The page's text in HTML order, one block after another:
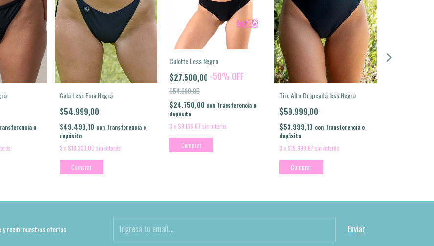
o
Cola Less Ema Negra
$54.999,00
$49.499,10 con Transferencia o
depósito
3 x $18.333,00 sin interés
Comprar
Culotte Less Negro
$27.500,00 -50% OFF
$54.999,00
$24.750,00 con Transferencia o
depósito
3 x $9.166,67 sin interés
Comprar
Tiro Alto Drapeada less Negra
$59.999,00
$53.999,10 con Transferencia o
depósito
3 x $19.999,67 sin interés
Comprar
y recibí nuestras ofertas.